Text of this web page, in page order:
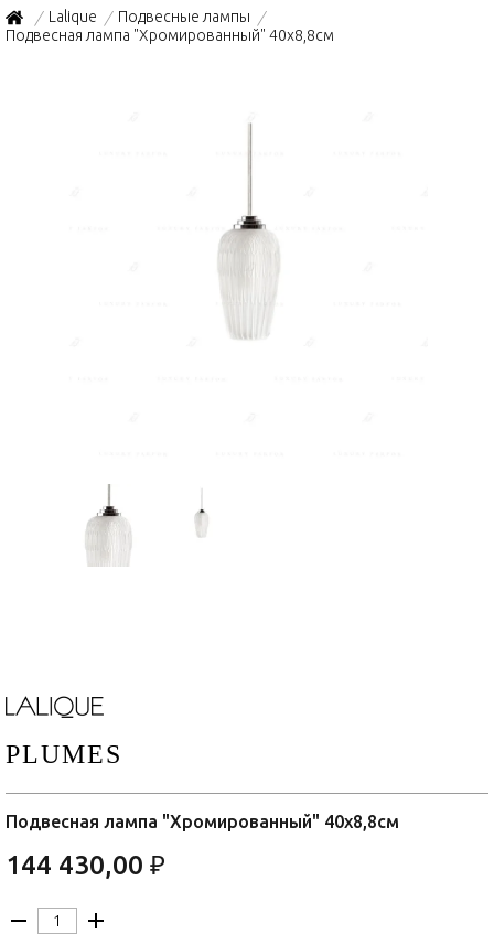
/ Lalique / Подвесные лампы /
Подвесная лампа "Хромированный" 40x8,8см
PLUMES
Подвесная лампа "Хромированный" 40x8,8см
144 430,00 ₽